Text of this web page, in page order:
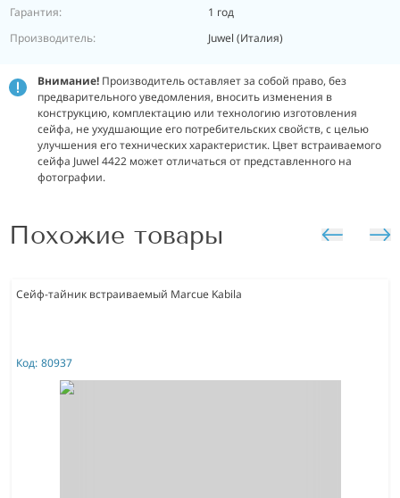
Гарантия:
1 год
Производитель:
Juwel (Италия)
Внимание! Производитель оставляет за собой право, без
предварительного уведомления, вносить изменения в
конструкцию, комплектацию или технологию изготовления
сейфа, не ухудшающие его потребительских свойств, с целью
улучшения его технических характеристик. Цвет встраиваемого
сейфа Juwel 4422 может отличаться от представленного на
фотографии.
Похожие товары
Сейф-тайник встраиваемый Marcue Kabila
Код: 80937